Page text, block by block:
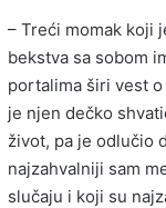
– Treći momak koji
bekstva sa sobom
portalima širi vest
je njen dečko
život, pa je odlučio
najzahvalniji sam
slučaju i koji su